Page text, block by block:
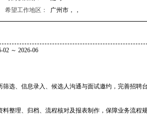
希望工作地区： 广州市，，
～ 2026-06
选、信息录入、候选人沟通与面试邀约，完善招聘
整理、归档、流程核对及报表制作，保障业务流程